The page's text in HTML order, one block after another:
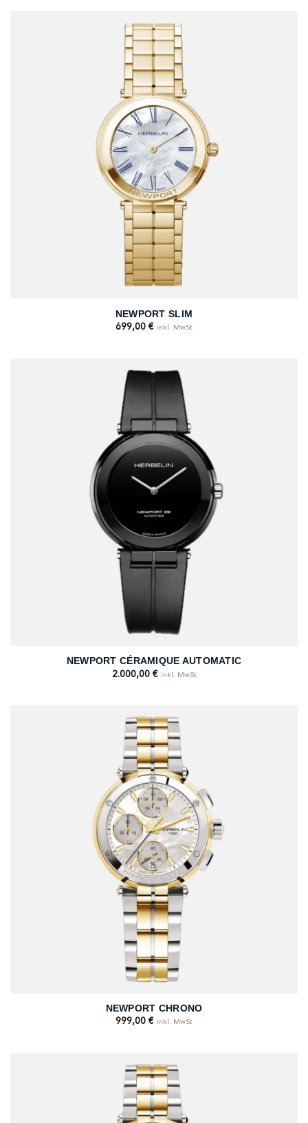
NEWPORT SLIM
699,00 € inkl. MwSt
NEWPORT CÉRAMIQUE AUTOMATIC
2.000,00 € inkl. MwSt
NEWPORT CHRONO
999,00 € inkl. MwSt